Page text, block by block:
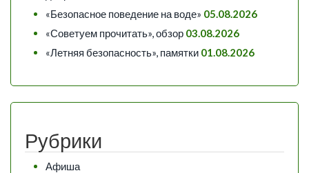
«Безопасное поведение на воде» 05.08.2026
«Советуем прочитать», обзор 03.08.2026
«Летняя безопасность», памятки 01.08.2026
Рубрики
Афиша